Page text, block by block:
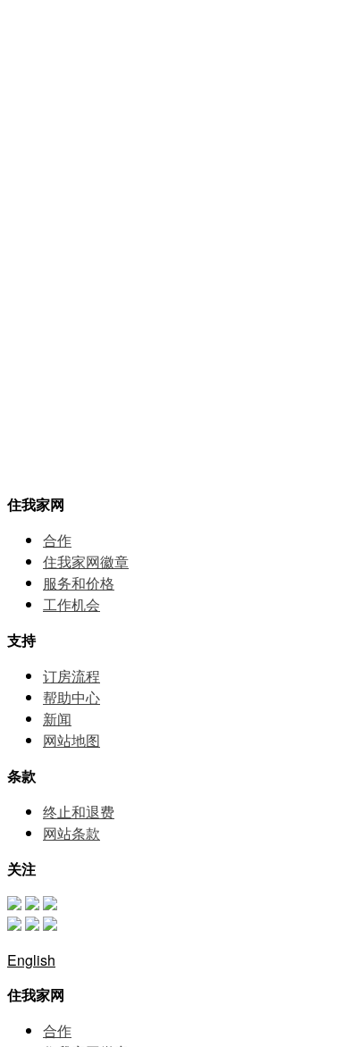
住我家网
合作
住我家网徽章
服务和价格
⼯作机会
支持
订房流程
帮助中⼼
新闻
网站地图
条款
终止和退费
网站条款
关注
English
住我家网
合作